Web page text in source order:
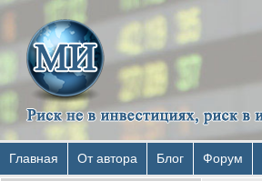
Главная От автора Блог Форум